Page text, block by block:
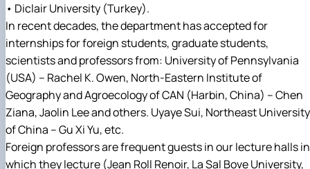
• Diclair University (Turkey).
In recent decades, the department has accepted for
internships for foreign students, graduate students,
scientists and professors from: University of Pennsylvania
(USA) – Rachel K. Owen, North-Eastern Institute of
Geography and Agroecology of CAN (Harbin, China) – Chen
Ziana, Jaolin Lee and others. Uyaye Sui, Northeast University
of China – Gu Xi Yu, etc.
Foreign professors are frequent guests in our lecture halls in
which they lecture (Jean Roll Renoir, La Sal Bove University,